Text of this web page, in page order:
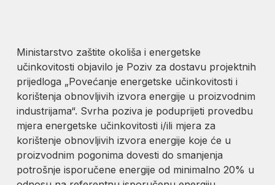
Ministarstvo zaštite okoliša i energetske
učinkovitosti objavilo je Poziv za dostavu projektnih
prijedloga „Povećanje energetske učinkovitosti i
korištenja obnovljivih izvora energije u proizvodnim
industrijama“. Svrha poziva je poduprijeti provedbu
mjera energetske učinkovitosti i/ili mjera za
korištenje obnovljivih izvora energije koje će u
proizvodnim pogonima dovesti do smanjenja
potrošnje isporučene energije od minimalno 20% u